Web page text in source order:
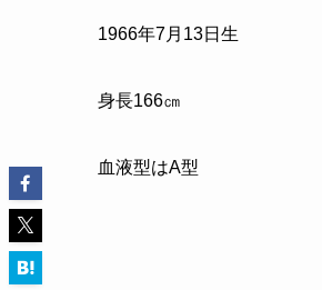
1966年7月13日生
身長166㎝
血液型はA型